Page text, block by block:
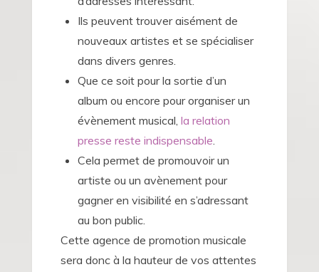
Ils peuvent trouver aisément de
nouveaux artistes et se spécialiser
dans divers genres.
Que ce soit pour la sortie d’un
album ou encore pour organiser un
évènement musical, la relation
presse reste indispensable.
Cela permet de promouvoir un
artiste ou un avènement pour
gagner en visibilité en s’adressant
au bon public.
Cette agence de promotion musicale
sera donc à la hauteur de vos attentes